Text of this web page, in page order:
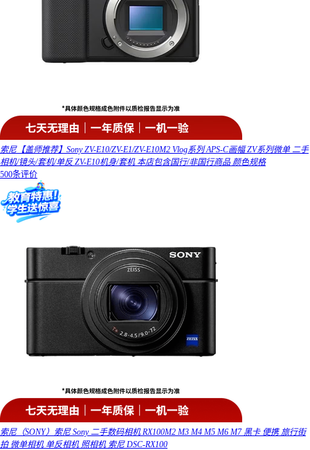
索尼【盖师推荐】Sony ZV-E10/ZV-E1/ZV-E10M2 Vlog系列 APS-C画幅 ZV系列微单 二手
相机/镜头/套机/单反 ZV-E10机身/套机 本店包含国行/非国行商品 颜色规格
500条评价
索尼（SONY）索尼 Sony 二手数码相机 RX100M2 M3 M4 M5 M6 M7 黑卡 便携 旅行街
拍 微单相机 单反相机 照相机 索尼 DSC-RX100